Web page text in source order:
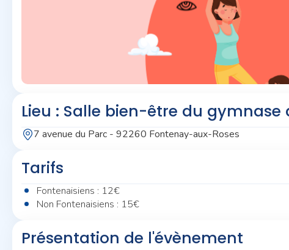
Lieu : Salle bien-être du gymnase
7 avenue du Parc - 92260 Fontenay-aux-Roses
Tarifs
Fontenaisiens : 12€
Non Fontenaisiens : 15€
Présentation de l'évènement